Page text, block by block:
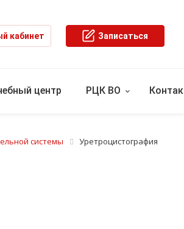
кабинет Записаться
центр РЦК ВО
системы Уретроцистография